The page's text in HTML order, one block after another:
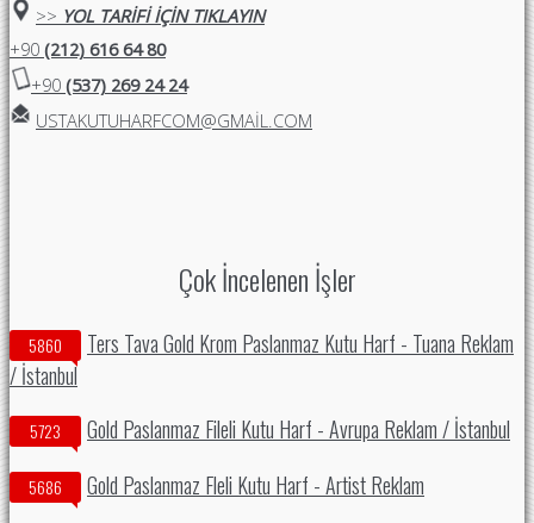
>> YOL TARİFİ İÇİN TIKLAYIN
+90 (212) 616 64 80
+90 (537) 269 24 24
USTAKUTUHARFCOM@GMAIL.COM
Çok İncelenen İşler
5860
Ters Tava Gold Krom Paslanmaz Kutu Harf - Tuana Reklam
/ İstanbul
5723 Gold Paslanmaz Fileli Kutu Harf - Avrupa Reklam / İstanbul
5686 Gold Paslanmaz Fleli Kutu Harf - Artist Reklam